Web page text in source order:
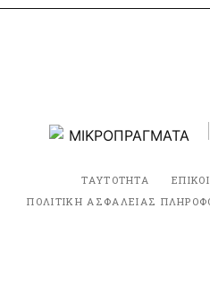
ΤΑΥΤΟΤΗΤΑ
ΠΟΛΙΤΙΚΗ ΑΣΦΑΛΕΙΑΣ